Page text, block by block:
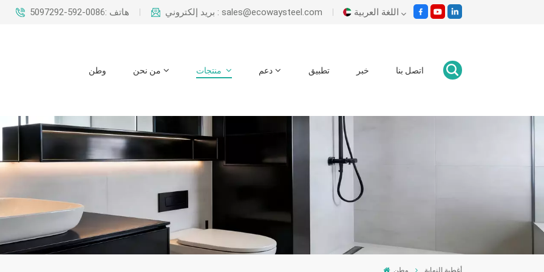
هاتف :0086-592-5097292 بريد إلكتروني : sales@ecowaysteel.com اللغة العربية
وطن من نحن دعم تطبيق خبر اتصل بنا
وطن أغطية النهاية